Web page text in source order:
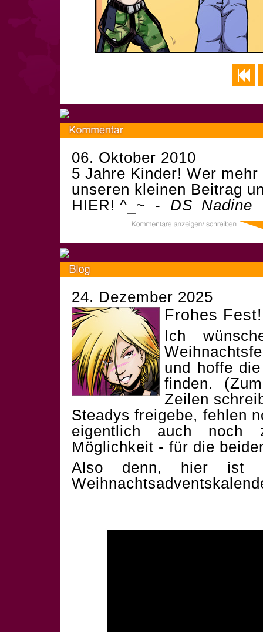
06. Oktober 2010
5 Jahre Kinder! Wer
unseren kleinen Beitrag
HIER! ^_~ - DS_Nadine
24. Dezember 2025
Frohes Fest!
Ich
und hoffe
finden.
Zeilen
Steadys freigebe, fehlen
eigentlich auch noch
Möglichkeit - für die
Also denn, hier ist